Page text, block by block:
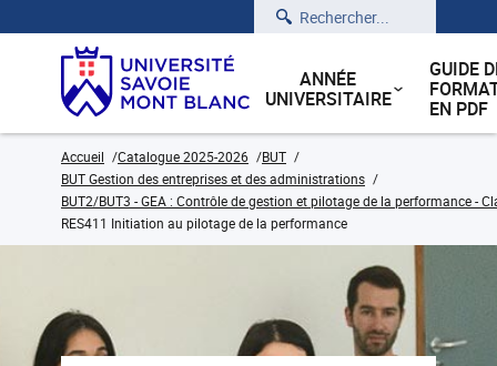
Rechercher
ANNÉE
UNIVERSITAIRE
GUIDE
EN PDF
Accueil Catalogue 2025-2026
BUT
BUT Gestion des entreprises et des administrations
BUT2/BUT3 - GEA : Contrôle de gestion et pilotage de la performance -
RES411 Initiation au pilotage de la performance